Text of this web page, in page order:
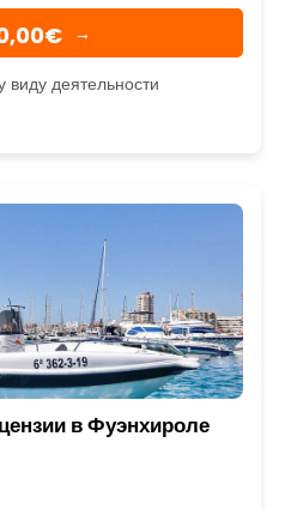
→
деятельности
в Фуэнхироле